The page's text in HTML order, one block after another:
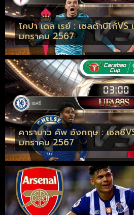
โคปา เดล เรย์ : เซลต้าบีโก้VS
มกราคม 2567
คาราบาว คัพ อังกฤษ : เชลซี
มกราคม 2567